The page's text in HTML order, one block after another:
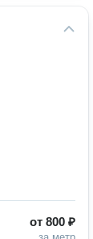
от 800 ₽